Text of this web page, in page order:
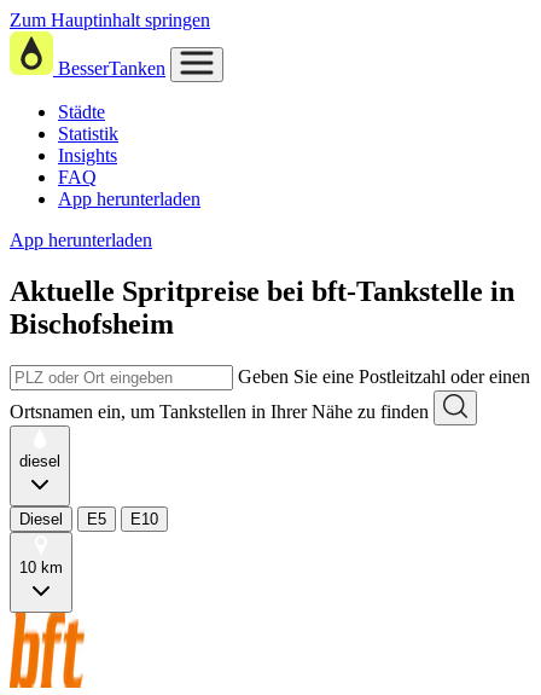
Zum Hauptinhalt springen
BesserTanken
Städte
Statistik
Insights
FAQ
App herunterladen
App herunterladen
Aktuelle Spritpreise bei bft-Tankstelle in
Bischofsheim
Geben Sie eine Postleitzahl oder einen
Ortsnamen ein, um Tankstellen in Ihrer Nähe zu finden
diesel
Diesel E5 E10
10 km